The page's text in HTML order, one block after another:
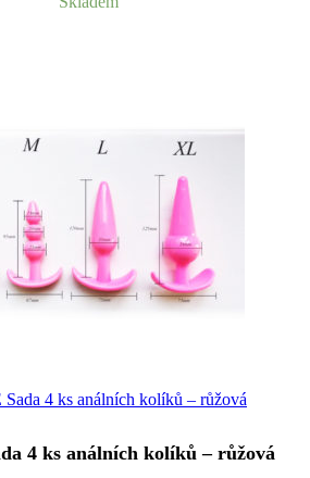
4 ks análních kolíků – růžová